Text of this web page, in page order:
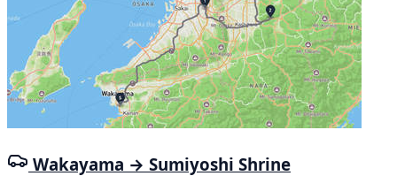
Wakayama → Sumiyoshi Shrine